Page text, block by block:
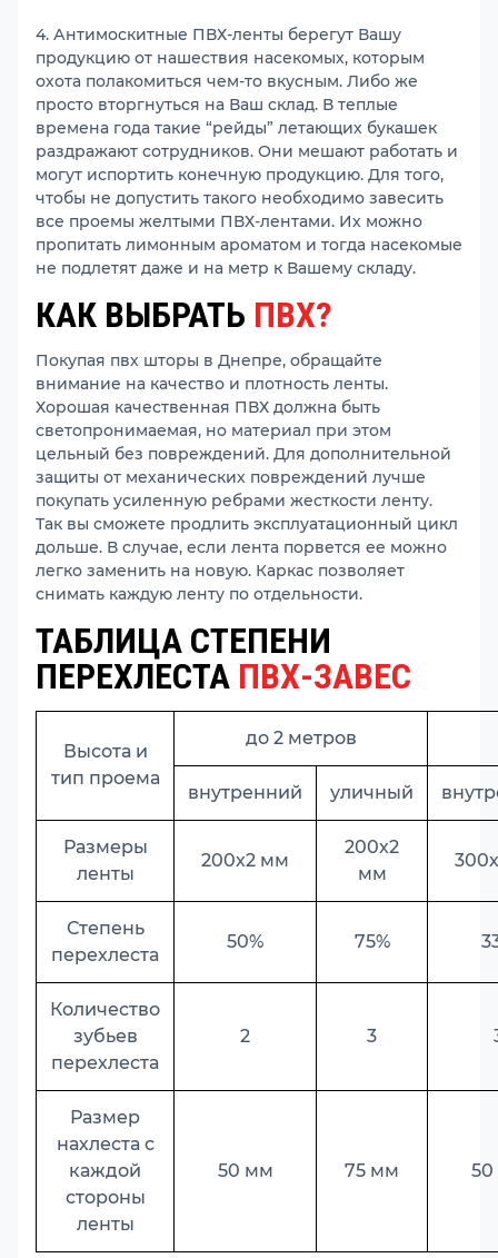
4. Антимоскитные ПВХ-ленты берегут Вашу
продукцию от нашествия насекомых, которым
охота полакомиться чем-то вкусным. Либо же
просто вторгнуться на Ваш склад. В теплые
времена года такие “рейды” летающих букашек
раздражают сотрудников. Они мешают работать и
могут испортить конечную продукцию. Для того,
чтобы не допустить такого необходимо завесить
все проемы желтыми ПВХ-лентами. Их можно
пропитать лимонным ароматом и тогда насекомые
не подлетят даже и на метр к Вашему складу.
КАК ВЫБРАТЬ ПВХ?
Покупая пвх шторы в Днепре, обращайте
внимание на качество и плотность ленты.
Хорошая качественная ПВХ должна быть
светопронимаемая, но материал при этом
цельный без повреждений. Для дополнительной
защиты от механических повреждений лучше
покупать усиленную ребрами жесткости ленту.
Так вы сможете продлить эксплуатационный цикл
дольше. В случае, если лента порвется ее можно
легко заменить на новую. Каркас позволяет
снимать каждую ленту по отдельности.
ТАБЛИЦА СТЕПЕНИ
ПЕРЕХЛЕСТА ПВХ-ЗАВЕС
Высота и
тип проема
до 2 метров
внутренний уличный
Размеры
ленты
200х2 мм
200х2
мм
Степень
перехлеста
50% 75%
Количество
зубьев
перехлеста
2 3
Размер
нахлеста с
каждой
стороны
ленты
50 мм 75 мм